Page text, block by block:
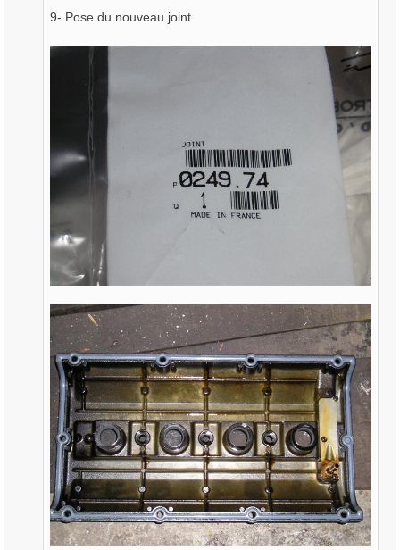
9- Pose du nouveau joint